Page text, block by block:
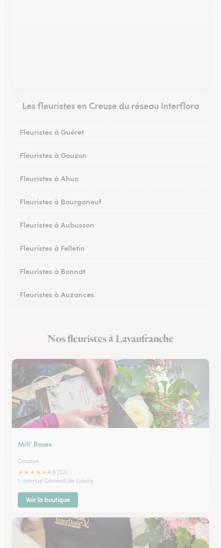
Les fleuristes en Creuse du réseau Interflora
Fleuristes à Guéret
Fleuristes à Gouzon
Fleuristes à Ahun
Fleuristes à Bourganeuf
Fleuristes à Aubusson
Fleuristes à Felletin
Fleuristes à Bonnat
Fleuristes à Auzances
Fleuristes à Chénérailles
Nos fleuristes à Lavaufranche
Mill’ Roses
Gouzon
★★★★★4.6 (52)
1, avenue Général de Gaulle
Voir la boutique